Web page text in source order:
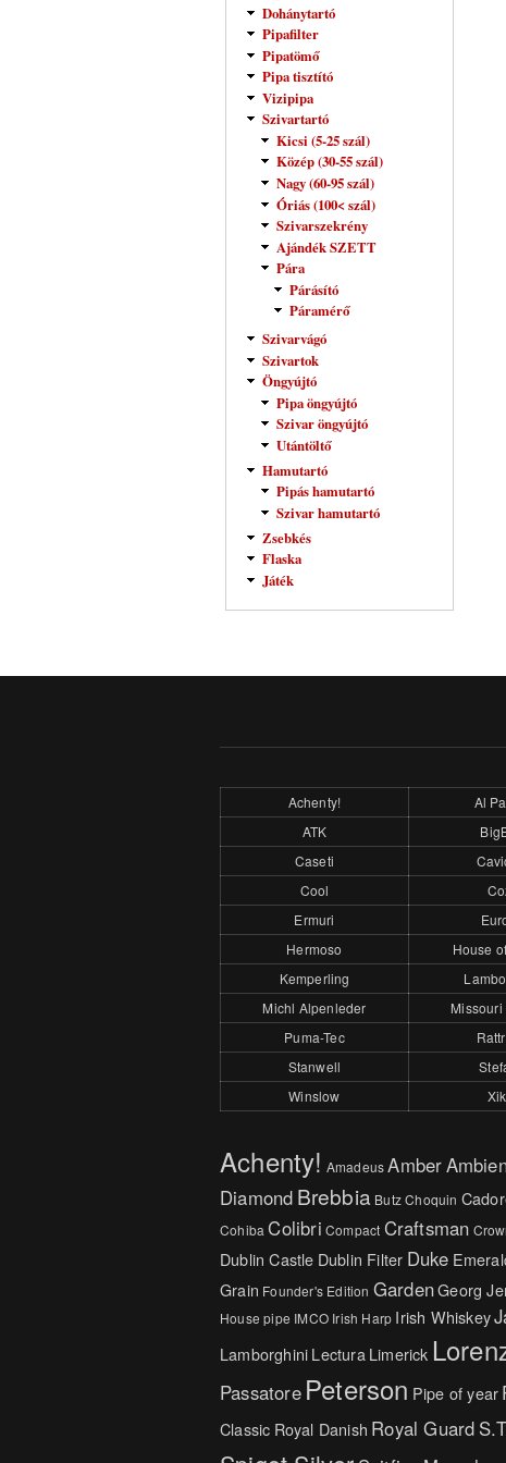
Dohánytartó
Pipafilter
Pipatömő
Pipa tisztító
Vizipipa
Szivartartó
Kicsi (5-25 szál)
Közép (30-55 szál)
Nagy (60-95 szál)
Óriás (100< szál)
Szivarszekrény
Ajándék SZETT
Pára
Párásító
Páramérő
Szivarvágó
Szivartok
Öngyújtó
Pipa öngyújtó
Szivar öngyújtó
Utántöltő
Hamutartó
Pipás hamutartó
Szivar hamutartó
Zsebkés
Flaska
Játék
Achenty! Al
ATK
Caseti
Cool
Ermuri
Hermoso
House
Kemperling
Michl Alpenleder
Puma-Tec
Stanwell
Winslow
Achenty! Amadeus Amber
Diamond Brebbia Butz Choquin
Cohiba Colibri Compact Craftsman
Dublin Castle Dublin Filter Duke
Grain Founder's Edition GardenGeorg
House pipe IMCO Irish Harp Irish Whiskey
LamborghiniLectura Limerick
Passatore Peterson Pipe of year
Classic Royal Danish Royal Guard